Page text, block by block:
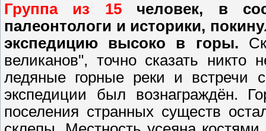
Группа из 15человек, в
палеонтологи и историки,
экспедицию высоко в горы.
великанов", точно сказать
ледяные горные реки и встречи
экспедиции был вознаграждён.
поселения странных существ